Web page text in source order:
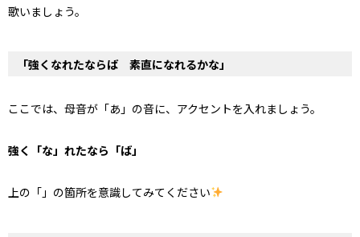
歌いましょう。
「強くなれたならば 素直になれるかな」
ここでは、母音が「あ」の音に、アクセントを入れましょう。
強く「な」れたなら「ば」
上の「」の箇所を意識してみてください